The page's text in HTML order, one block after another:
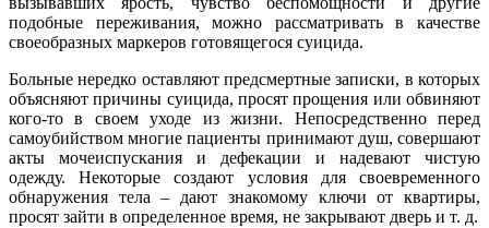
подобные переживания, можно рассматривать в качестве
своеобразных маркеров готовящегося суицида.
Больные нередко оставляют предсмертные записки, в которых
объясняют причины суицида, просят прощения или обвиняют
кого-то в своем уходе из жизни. Непосредственно перед
самоубийством многие пациенты принимают душ, совершают
акты мочеиспускания и дефекации и надевают чистую
одежду. Некоторые создают условия для своевременного
обнаружения тела – дают знакомому ключи от квартиры,
просят зайти в определенное время, не закрывают дверь и т. д.